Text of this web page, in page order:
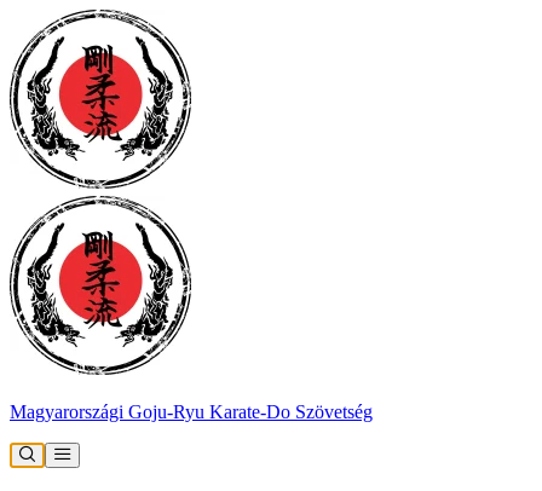
Magyarországi Goju-Ryu Karate-Do Szövetség